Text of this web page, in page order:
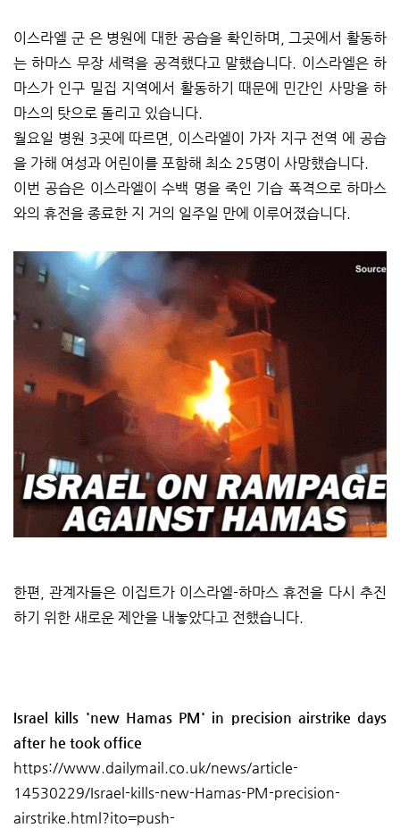
이스라엘 군 은 병원에 대한 공습을 확인하며, 그곳에서 활동하
는 하마스 무장 세력을 공격했다고 말했습니다. 이스라엘은 하
마스가 인구 밀집 지역에서 활동하기 때문에 민간인 사망을 하
마스의 탓으로 돌리고 있습니다.
월요일 병원 3곳에 따르면, 이스라엘이 가자 지구 전역 에 공습
을 가해 여성과 어린이를 포함해 최소 25명이 사망했습니다.
이번 공습은 이스라엘이 수백 명을 죽인 기습 폭격으로 하마스
와의 휴전을 종료한 지 거의 일주일 만에 이루어졌습니다.
한편, 관계자들은 이집트가 이스라엘-하마스 휴전을 다시 추진
하기 위한 새로운 제안을 내놓았다고 전했습니다.
Israel kills 'new Hamas PM' in precision airstrike days
after he took office
https://www.dailymail.co.uk/news/article-
14530229/Israel-kills-new-Hamas-PM-precision-
airstrike.html?ito=push-